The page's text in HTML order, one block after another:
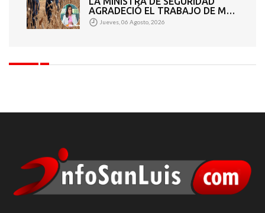
AGRADECIÓ EL TRABAJO DE MÁS
DE 200 EFECTIVOS QUE
PARTICIPARON EN LA BÚSQUEDA
Jueves, 06 Agosto, 2026